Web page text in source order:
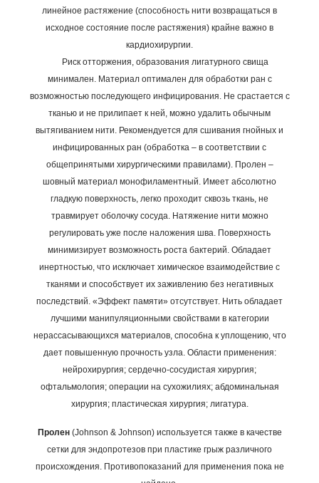
линейное растяжение (способность нити возвращаться в
исходное состояние после растяжения) крайне важно в
кардиохирургии.
Риск отторжения, образования лигатурного свища
минимален. Материал оптимален для обработки ран с
возможностью последующего инфицирования. Не срастается с
тканью и не прилипает к ней, можно удалить обычным
вытягиванием нити. Рекомендуется для сшивания гнойных и
инфицированных ран (обработка – в соответствии с
общепринятыми хирургическими правилами). Пролен –
шовный материал монофиламентный. Имеет абсолютно
гладкую поверхность, легко проходит сквозь ткань, не
травмирует оболочку сосуда. Натяжение нити можно
регулировать уже после наложения шва. Поверхность
минимизирует возможность роста бактерий. Обладает
инертностью, что исключает химическое взаимодействие с
тканями и способствует их заживлению без негативных
последствий. «Эффект памяти» отсутствует. Нить обладает
лучшими манипуляционными свойствами в категории
нерассасывающихся материалов, способна к уплощению, что
дает повышенную прочность узла. Области применения:
нейрохирургия; сердечно-сосудистая хирургия;
офтальмология; операции на сухожилиях; абдоминальная
хирургия; пластическая хирургия; лигатура.
Пролен (Johnson & Johnson) используется также в качестве
сетки для эндопротезов при пластике грыж различного
происхождения. Противопоказаний для применения пока не